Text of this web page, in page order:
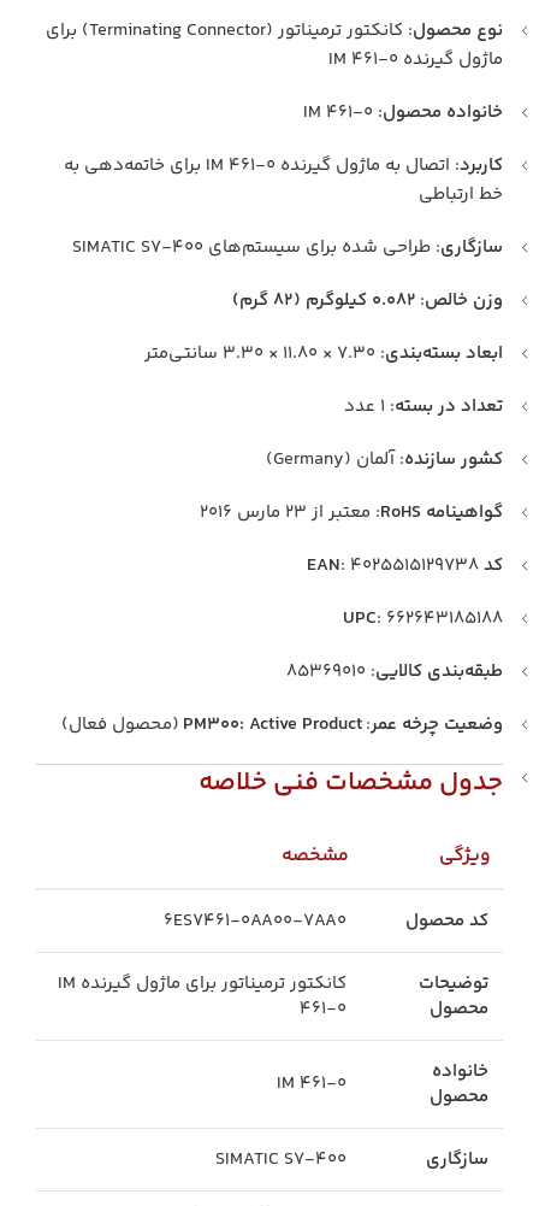
نوع محصول
: کانکتور ترمیناتور (Terminating Connector) برای
ماژول گیرنده IM 461-0
خانواده محصول: IM 461-0
کاربرد
: اتصال به ماژول گیرنده IM 461-0 برای خاتمه‌دهی به
خط ارتباطی
سازگاری: طراحی شده برای سیستم‌های SIMATIC S7-400
وزن خالص: ۰.۰۸۲ کیلوگرم (۸۲ گرم)
ابعاد بسته‌بندی: ۷.۳۰ × ۱۱.۸۰ × ۳.۳۰ سانتی‌متر
تعداد در بسته: ۱ عدد
کشور سازنده: آلمان (Germany)
گواهینامه RoHS
: معتبر از ۲۳ مارس ۲۰۱۶
کد EAN: ۴۰۲۵۵۱۵۱۲۹۷۳۸
UPC: ۶۶۲۶۴۳۱۸۵۱۸۸
طبقه‌بندی کالایی: ۸۵۳۶۹۰۱۰
وضعیت چرخه عمر:
PM300: Active Product (محصول فعال)
جدول مشخصات فنی خلاصه
ویژگی مشخصه
کد محصول 6ES7461-0AA00-7AA0
توضیحات
محصول
کانکتور ترمیناتور برای ماژول گیرنده IM
461-0
خانواده
محصول
IM 461-0
سازگاری SIMATIC S7-400